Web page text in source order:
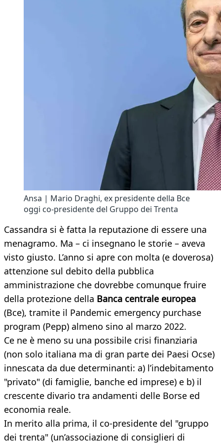
Ansa | Mario Draghi, ex presidente della Bce
oggi co-presidente del Gruppo dei Trenta
Cassandra si è fatta la reputazione di essere una
menagramo. Ma – ci insegnano le storie – aveva
visto giusto. L’anno si apre con molta (e doverosa)
attenzione sul debito della pubblica
amministrazione che dovrebbe comunque fruire
della protezione della Banca centrale europea
(Bce), tramite il Pandemic emergency purchase
program (Pepp) almeno sino al marzo 2022.
Ce ne è meno su una possibile crisi finanziaria
(non solo italiana ma di gran parte dei Paesi Ocse)
innescata da due determinanti: a) l’indebitamento
"privato" (di famiglie, banche ed imprese) e b) il
crescente divario tra andamenti delle Borse ed
economia reale.
In merito alla prima, il co-presidente del "gruppo
dei trenta" (un’associazione di consiglieri di